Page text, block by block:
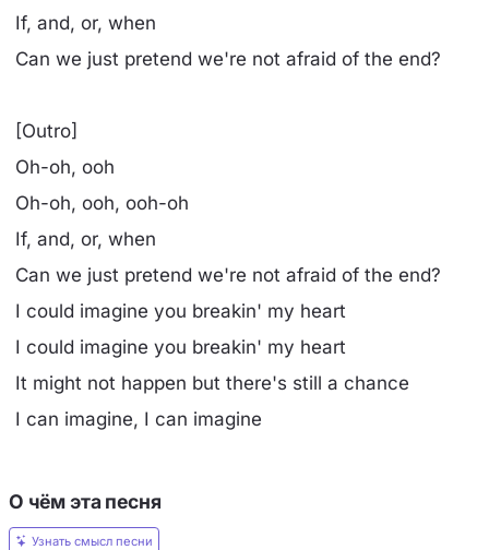
If, and, or, when
Can we just pretend we're not afraid of the end?
[Outro]
Oh-oh, ooh
Oh-oh, ooh, ooh-oh
If, and, or, when
Can we just pretend we're not afraid of the end?
I could imagine you breakin' my heart
I could imagine you breakin' my heart
It might not happen but there's still a chance
I can imagine, I can imagine
О чём эта песня
Узнать смысл песни